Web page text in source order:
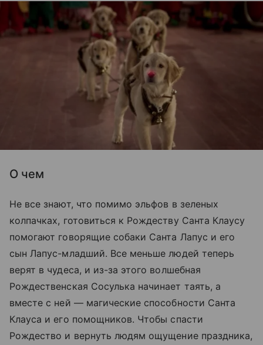
О чем
Не все знают, что помимо эльфов в зеленых
колпачках, готовиться к Рождеству Санта Клаусу
помогают говорящие собаки Санта Лапус и его
сын Лапус-младший. Все меньше людей теперь
верят в чудеса, и из-за этого волшебная
Рождественская Сосулька начинает таять, а
вместе с ней — магические способности Санта
Клауса и его помощников. Чтобы спасти
Рождество и вернуть людям ощущение праздника,